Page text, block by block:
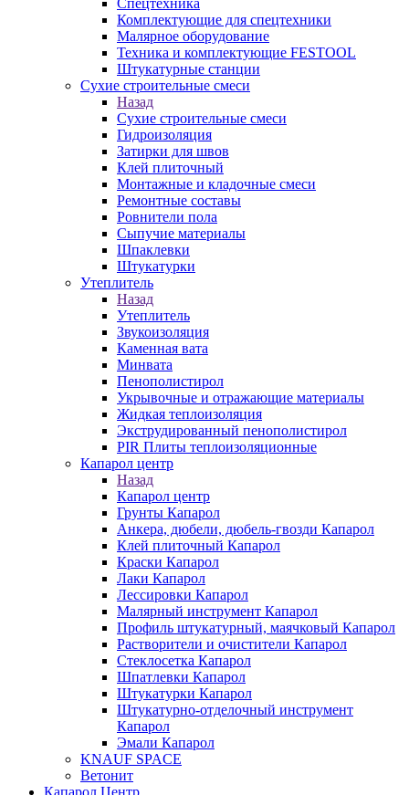
Комплектующие для спецтехники
Малярное оборудование
Техника и комплектующие FESTOOL
Штукатурные станции
Сухие строительные смеси
Назад
Сухие строительные смеси
Гидроизоляция
Затирки для швов
Клей плиточный
Монтажные и кладочные смеси
Ремонтные составы
Ровнители пола
Сыпучие материалы
Шпаклевки
Штукатурки
Утеплитель
Назад
Утеплитель
Звукоизоляция
Каменная вата
Минвата
Пенополистирол
Укрывочные и отражающие материалы
Жидкая теплоизоляция
Экструдированный пенополистирол
PIR Плиты теплоизоляционные
Капарол центр
Назад
Капарол центр
Грунты Капарол
Анкера, дюбели, дюбель-гвозди Капарол
Клей плиточный Капарол
Краски Капарол
Лаки Капарол
Лессировки Капарол
Малярный инструмент Капарол
Профиль штукатурный, маячковый Капарол
Растворители и очистители Капарол
Cтеклосетка Капарол
Шпатлевки Капарол
Штукатурки Капарол
Штукатурно-отделочный инструмент
Капарол
Эмали Капарол
KNAUF SPACE
Ветонит
Капарол Центр